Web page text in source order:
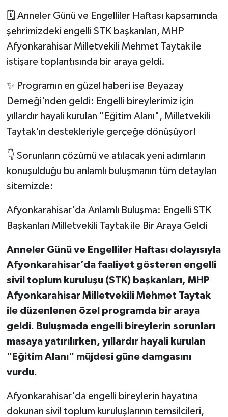
🗓️ Anneler Günü ve Engelliler Haftası kapsamında
şehrimizdeki engelli STK başkanları, MHP
Afyonkarahisar Milletvekili Mehmet Taytak ile
istişare toplantısında bir araya geldi.
✨ Programın en güzel haberi ise Beyazay
Derneği'nden geldi: Engelli bireylerimiz için
yıllardır hayali kurulan "Eğitim Alanı", Milletvekili
Taytak'ın destekleriyle gerçeğe dönüşüyor!
👇 Sorunların çözümü ve atılacak yeni adımların
konuşulduğu bu anlamlı buluşmanın tüm detayları
sitemizde:
Afyonkarahisar'da Anlamlı Buluşma: Engelli STK
Başkanları Milletvekili Taytak ile Bir Araya Geldi
Anneler Günü ve Engelliler Haftası dolayısıyla
Afyonkarahisar’da faaliyet gösteren engelli
sivil toplum kuruluşu (STK) başkanları, MHP
Afyonkarahisar Milletvekili Mehmet Taytak
ile düzenlenen özel programda bir araya
geldi. Buluşmada engelli bireylerin sorunları
masaya yatırılırken, yıllardır hayali kurulan
"Eğitim Alanı" müjdesi güne damgasını
vurdu.
Afyonkarahisar'da engelli bireylerin hayatına
dokunan sivil toplum kuruluşlarının temsilcileri,